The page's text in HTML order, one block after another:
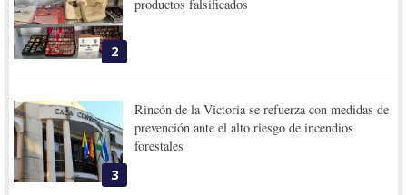
2
productos falsificados
3
Rincón de la Victoria se refuerza con medidas de
prevención ante el alto riesgo de incendios
forestales